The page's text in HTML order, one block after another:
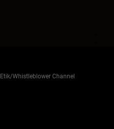
Etik/Whistleblower Channel